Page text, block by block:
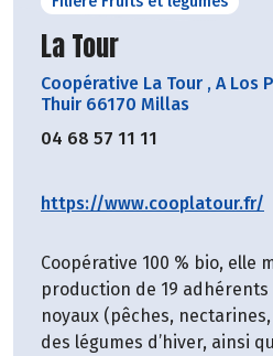
Découvrir le
La Tour
Coopérative La Tour , A Los
Thuir 66170 Millas
04 68 57 11 11
https://www.cooplatour.fr/
Coopérative 100 % bio, elle
production de 19
noyaux (pêches,
des légumes d’hiver, ainsi